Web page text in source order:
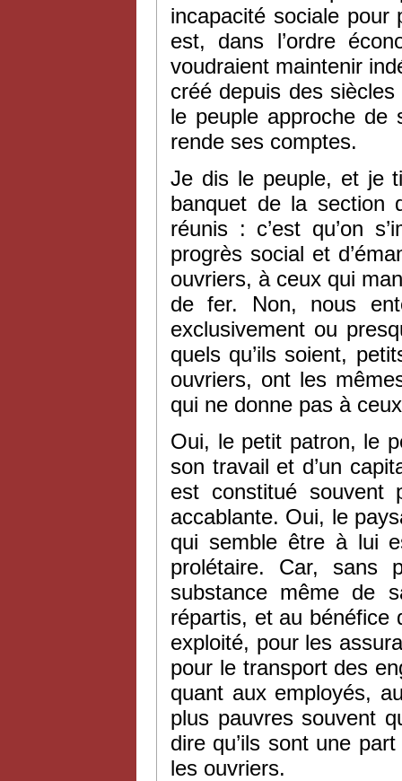
incapacité sociale pour
est, dans l’ordre
voudraient maintenir
créé depuis des
le peuple approche de
rende ses comptes.
Je dis le peuple, et je
banquet de la section
réunis : c’est qu’on
progrès social et
ouvriers, à ceux qui
de fer. Non, nous
exclusivement ou
quels qu’ils soient,
ouvriers, ont les
qui ne donne pas à
Oui, le petit patron, le
son travail et d’un
est constitué
accablante. Oui, le
qui semble être à lui
prolétaire. Car, sans
substance même de
répartis, et au bénéfice
exploité, pour les
pour le transport des
quant aux employés,
plus pauvres souvent
dire qu’ils sont une
les ouvriers.